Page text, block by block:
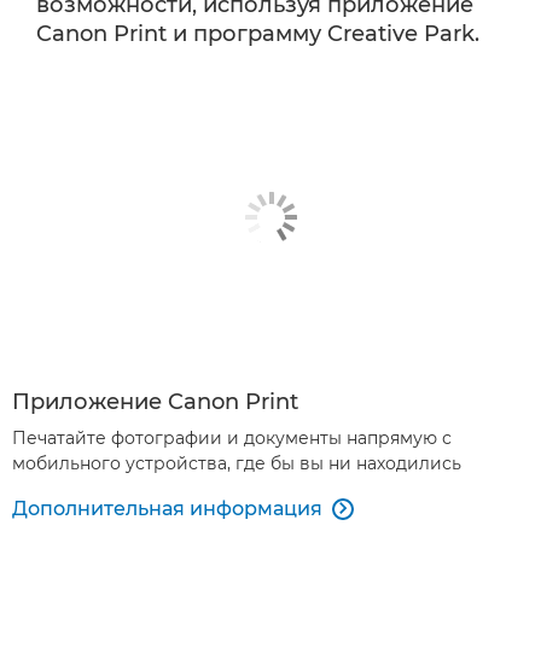
Canon Print и программу Creative Park.
Приложение Canon Print
Печатайте фотографии и документы напрямую с
мобильного устройства, где бы вы ни находились
Дополнительная информация 